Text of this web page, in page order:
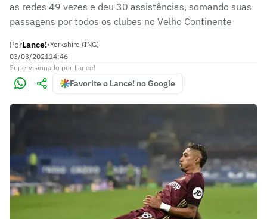
as redes 49 vezes e deu 30 assistências, somando suas
passagens por todos os clubes no Velho Continente
PorLance!•Yorkshire (ING)
03/03/202114:46
Supervisionado por Lance!
Favorite o Lance! no Google